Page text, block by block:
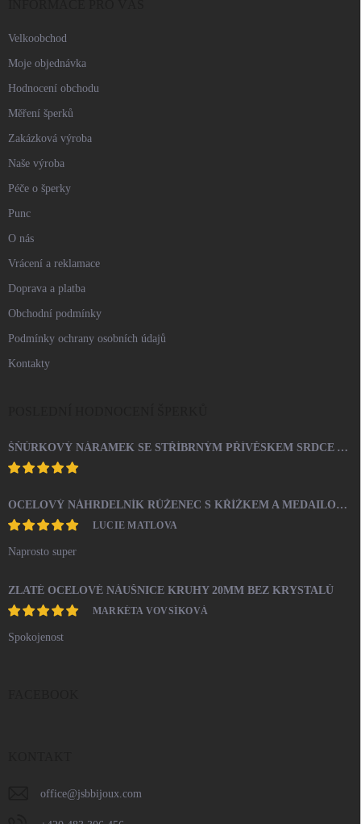
Velkoobchod
Moje objednávka
Hodnocení obchodu
Měření šperků
Zakázková výroba
Naše výroba
Péče o šperky
Punc
O nás
Vrácení a reklamace
Doprava a platba
Obchodní podmínky
Podmínky ochrany osobních údajů
Kontakty
ŠŇŮRKOVÝ NÁRAMEK SE STŘÍBRNÝM PŘÍVĚSKEM SRDCE A KRYSTALY SWAROVSKI CRYSTAL (STŘÍBRO 925/1000)
OCELOVÝ NÁHRDELNÍK RŮŽENEC S KŘÍŽKEM A MEDAILONEM
LUCIE MATLOVA
Naprosto super
ZLATÉ OCELOVÉ NÁUŠNICE KRUHY 20MM BEZ KRYSTALŮ
MARKÉTA VOVSÍKOVÁ
Spokojenost
office@jsbbijoux.com